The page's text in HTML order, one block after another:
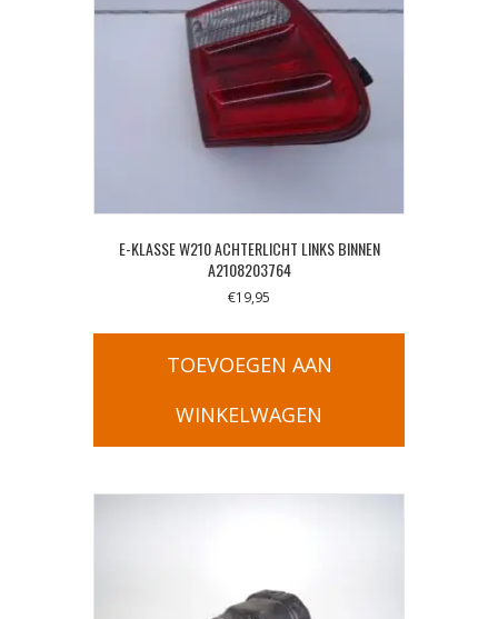
E-KLASSE W210 ACHTERLICHT LINKS BINNEN
A2108203764
€19,95
TOEVOEGEN AAN
WINKELWAGEN